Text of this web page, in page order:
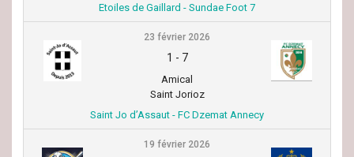
Etoiles de Gaillard - Sundae Foot 7
23 février 2026
1 - 7
Amical
Saint Jorioz
Saint Jo d’Assaut - FC Dzemat Annecy
19 février 2026